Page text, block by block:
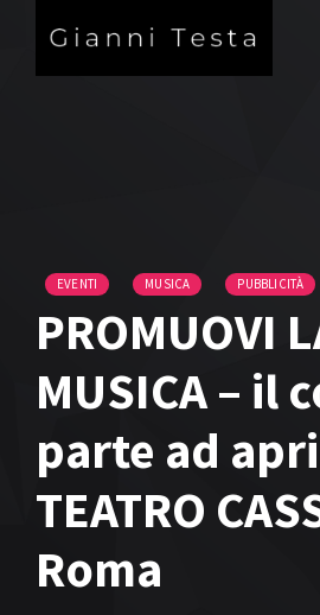
EVENTI MUSICA PUBBLICITÀ
PROMUOVI
MUSICA – il
parte ad
TEATRO
Roma